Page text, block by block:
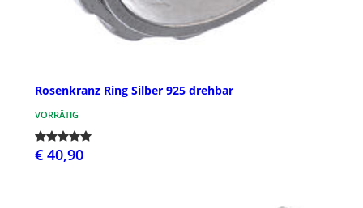
Rosenkranz Ring Silber 925 drehbar
VORRÄTIG
€ 40,90